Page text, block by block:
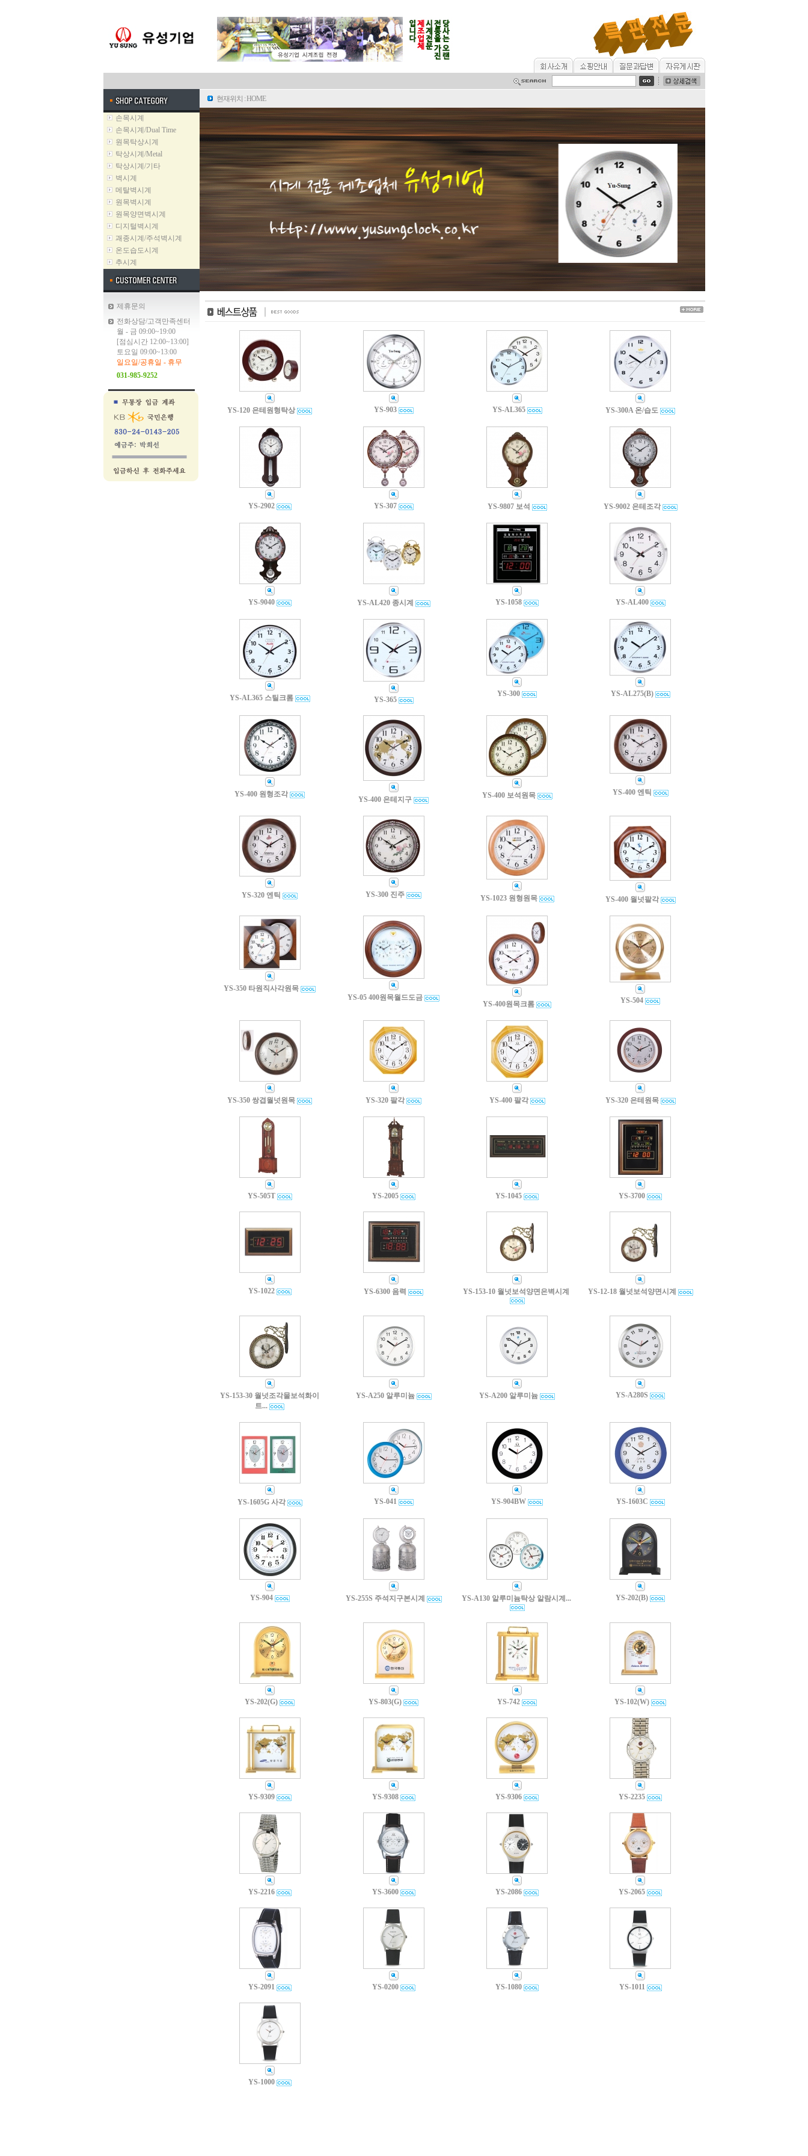
손목시계
손목시계/Dual Time
원목탁상시계
탁상시계/Metal
탁상시계/기타
벽시계
메탈벽시계
원목벽시계
원목양면벽시계
디지털벽시계
괘종시계/주석벽시계
온도습도시계
추시계
제휴문의
전화상담/고객만족센터
월 - 금 09:00~19:00
[점심시간 12:00~13:00]
토요일 09:00~13:00
일요일/공휴일 - 휴무
031-985-9252
현재위치 : HOME
YS-120 은테원형탁상 YS-903 YS-AL365 YS-300A 온/습도
YS-2902 YS-307 YS-9807 보석 YS-9002 은테조각
YS-9040 YS-AL420 종시계 YS-1058 YS-AL400
YS-AL365 스틸크롬 YS-365
YS-300 YS-AL275(B)
YS-400 원형조각
YS-400 은테지구 YS-400 보석원목 YS-400 엔틱
YS-320 엔틱 YS-300 진주 YS-1023 원형원목 YS-400 월넛팔각
YS-350 타원직사각원목
YS-05 400원목월드도금
YS-400원목크롬 YS-504
YS-350 쌍겹월넛원목 YS-320 팔각 YS-400 팔각 YS-320 은테원목
YS-505T YS-2005 YS-1045 YS-3700
YS-1022 YS-6300 음력 YS-153-10 월넛보석양면은벽시계 YS-12-18 월넛보석양면시계
YS-153-30 월넛조각물보석화이
트...
YS-A250 알루미늄 YS-A200 알루미늄 YS-A280S
YS-1605G 사각 YS-041 YS-904BW YS-1603C
YS-904 YS-255S 주석지구본시계 YS-A130 알루미늄탁상 알람시계... YS-202(B)
YS-202(G) YS-803(G) YS-742 YS-102(W)
YS-9309 YS-9308 YS-9306 YS-2235
YS-2216 YS-3600 YS-2086 YS-2065
YS-2091 YS-0200 YS-1080 YS-1011
YS-1000